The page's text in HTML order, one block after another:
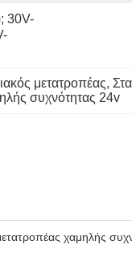
30V-
μετατροπέας,
συχνότητας 24v
χαμηλής